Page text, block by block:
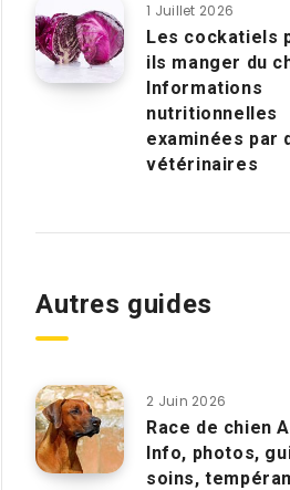
1 Juillet 2026
Les cockatiels
ils manger du
Informations
nutritionnelles
examinées par
vétérinaires
Autres guides
2 Juin 2026
Race de chien
Info, photos,
soins,